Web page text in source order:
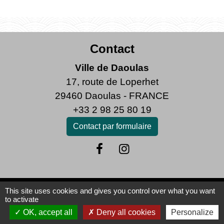
Contact
Ville de Daoulas
17, route de Loperhet
29460 Daoulas - FRANCE
+33 2 98 25 80 19
Contact par formulaire
Mentions légales
Accessibilité - Plan du site -
This site uses cookies and gives you control over what you want
to activate
OK, accept all
Deny all cookies Personalize